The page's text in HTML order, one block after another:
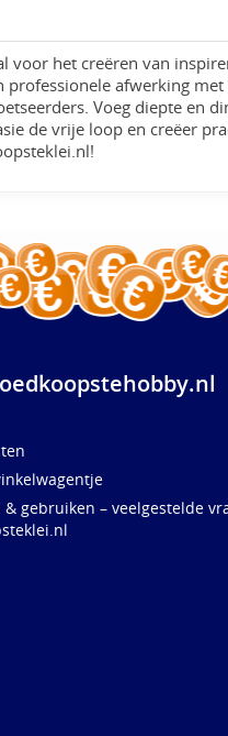
voor het creëren van
afwerking
Voeg diepte en
de vrije loop en creëer
& gebruiken – veelgestelde